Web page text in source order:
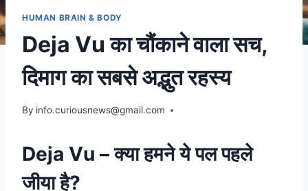
HUMAN BRAIN & BODY
Deja Vu का चौंकाने वाला सच,
दिमाग का सबसे अद्भुत रहस्य
By info.curiousnews@gmail.com
August 13, 2025
Deja Vu – क्या हमने ये पल पहले
जीया है?